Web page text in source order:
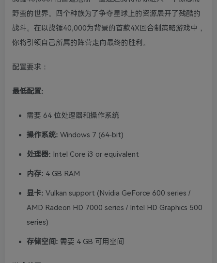
野蛮的世界。四个种族为了争夺星球上的资源展开了残酷的
战斗。在以战锤40,000为背景的首款4X回合制策略游戏中，
你将引领自己所属的阵营走向最终的胜利。
配置要求：
最低配置:
需要 64 位处理器和操作系统
操作系统: Windows 7 (64-bit)
处理器: Intel Core i3 or equivalent
内存: 4 GB RAM
显卡: Vulkan support (Nvidia GeForce 600 series /
AMD Radeon HD 7000 series / Intel HD Graphics 500
series)
存储空间: 需要 4 GB 可用空间